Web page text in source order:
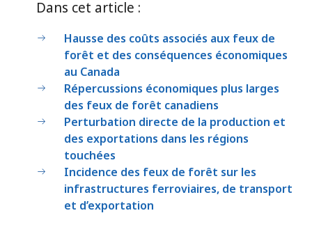
Dans cet article :
Hausse des coûts associés aux feux de
forêt et des conséquences économiques
au Canada
Répercussions économiques plus larges
des feux de forêt canadiens
Perturbation directe de la production et
des exportations dans les régions
touchées
Incidence des feux de forêt sur les
infrastructures ferroviaires, de transport
et d’exportation